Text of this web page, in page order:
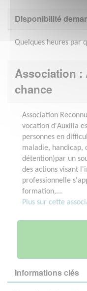
Disponibilité
Quelques heures par
Association :
chance
Association
vocation d'Auxilia
personnes en
maladie, handicap,
détention)par un
des actions visant
professionnelle
formation,...
Plus sur cette
Informations clés